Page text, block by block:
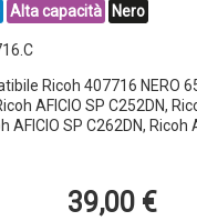
Alta capacità Nero
Ricoh 407716 NERO
AFICIO SP C252DN,
AFICIO SP C262DN, Ricoh
39,00 €